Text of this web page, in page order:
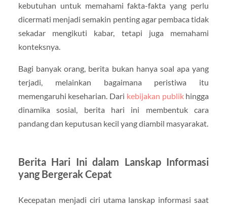
kebutuhan untuk memahami fakta-fakta yang perlu
dicermati menjadi semakin penting agar pembaca tidak
sekadar mengikuti kabar, tetapi juga memahami
konteksnya.
Bagi banyak orang, berita bukan hanya soal apa yang
terjadi, melainkan bagaimana peristiwa itu
memengaruhi keseharian. Dari kebijakan publikhingga
dinamika sosial, berita hari ini membentuk cara
pandang dan keputusan kecil yang diambil masyarakat.
Berita Hari Ini dalam Lanskap Informasi
yang Bergerak Cepat
Kecepatan menjadi ciri utama lanskap informasi saat